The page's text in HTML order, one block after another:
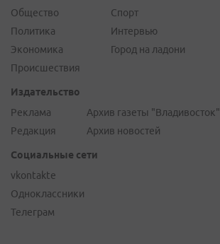
Общество
Политика
Экономика
Происшествия
Спорт
Интервью
Город на ладони
Издательство
Реклама
Редакция
Архив газеты "Владивосток"
Архив новостей
Социальные сети
vkontakte
Одноклассники
Телеграм